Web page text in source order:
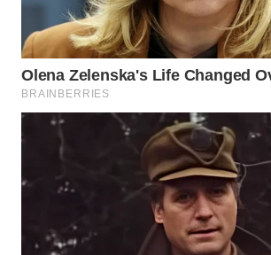
BOGOR
WN
DEPOK
WN
UTARA
SAMOSIR